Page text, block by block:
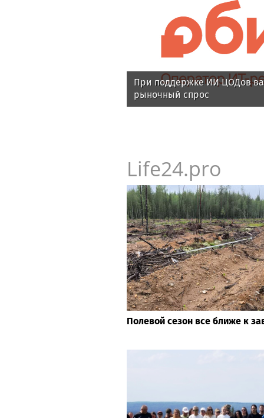
При поддержке ИИ ЦОДов
рыночный спрос
Life24.pro
Полевой сезон все ближе к